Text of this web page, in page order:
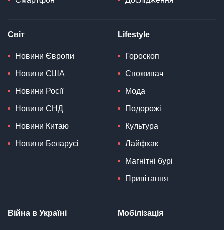
Світ
Новини Європи
Новини США
Новини Росії
Новини СНД
Новини Китаю
Новини Беларусі
Lifestyle
Гороскоп
Споживач
Мода
Подорожі
Культура
Лайфхак
Магнітні бурі
Привітання
Війна в Україні Мобілізація